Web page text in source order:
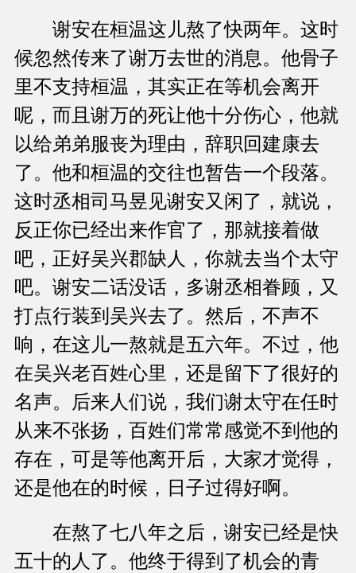
谢安在桓温这儿熬了快两年。这时
候忽然传来了谢万去世的消息。他骨子
里不支持桓温，其实正在等机会离开
呢，而且谢万的死让他十分伤心，他就
以给弟弟服丧为理由，辞职回建康去
了。他和桓温的交往也暂告一个段落。
这时丞相司马昱见谢安又闲了，就说，
反正你已经出来作官了，那就接着做
吧，正好吴兴郡缺人，你就去当个太守
吧。谢安二话没话，多谢丞相眷顾，又
打点行装到吴兴去了。然后，不声不
响，在这儿一熬就是五六年。不过，他
在吴兴老百姓心里，还是留下了很好的
名声。后来人们说，我们谢太守在任时
从来不张扬，百姓们常常感觉不到他的
存在，可是等他离开后，大家才觉得，
还是他在的时候，日子过得好啊。
在熬了七八年之后，谢安已经是快
五十的人了。他终于得到了机会的青